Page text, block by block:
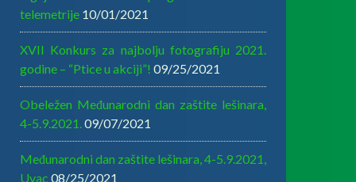
telemetrije 10/01/2021
XVII Konkurs za najbolju fotografiju 2021.
godine – “Ptice u akciji”! 09/25/2021
Obeležen Međunarodni dan zaštite lešinara,
4-5.9.2021. 09/07/2021
Međunarodni dan zaštite lešinara, 4-5.9.2021,
Uvac 08/25/2021